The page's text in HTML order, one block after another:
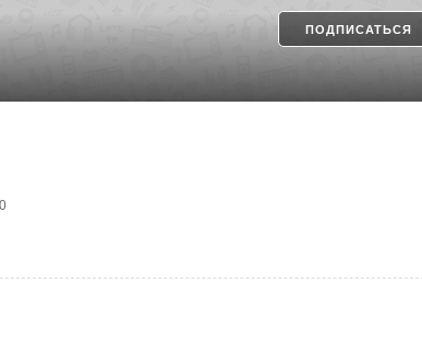
ПОДПИСАТЬСЯ